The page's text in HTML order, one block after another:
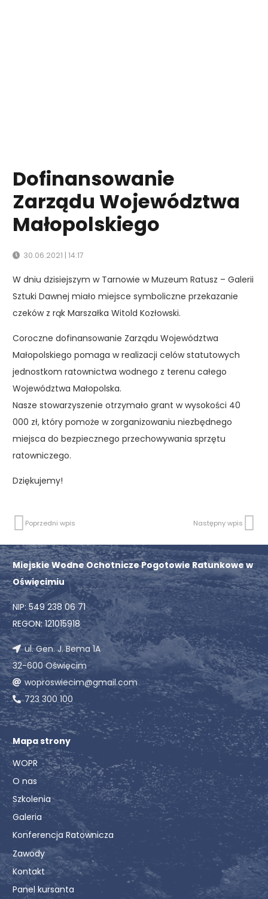
Dofinansowanie
Zarządu Województwa
Małopolskiego
30.06.2021 | 14:17
W dniu dzisiejszym w Tarnowie w Muzeum Ratusz – Galerii
Sztuki Dawnej miało miejsce symboliczne przekazanie
czeków z rąk Marszałka Witold Kozłowski.
Coroczne dofinansowanie Zarządu Województwa
Małopolskiego pomaga w realizacji celów statutowych
jednostkom ratownictwa wodnego z terenu całego
Województwa Małopolska.
Nasze stowarzyszenie otrzymało grant w wysokości 40
000 zł, który pomoże w zorganizowaniu niezbędnego
miejsca do bezpiecznego przechowywania sprzętu
ratowniczego.
Dziękujemy!
Poprzedni wpis Następny wpis
Miejskie Wodne Ochotnicze Pogotowie Ratunkowe w
Oświęcimiu
NIP: 549 238 06 71
REGON: 121015918
ul. Gen. J. Bema 1A
32-600 Oświęcim
woproswiecim@gmail.com
723 300 100
Mapa strony
WOPR
O nas
Szkolenia
Galeria
Konferencja Ratownicza
Zawody
Kontakt
Panel kursanta